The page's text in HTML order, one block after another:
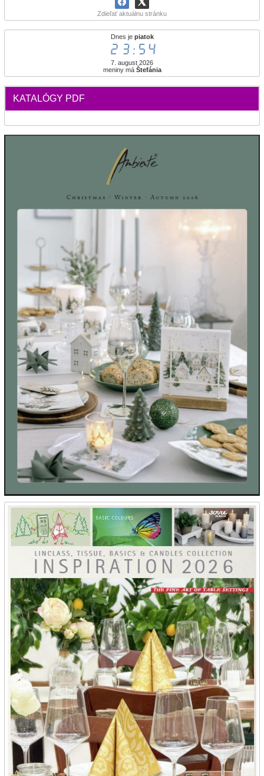
Zdieľať aktuálnu stránku
Dnes je piatok
23:54
7. august 2026
meniny má Štefánia
KATALÓGY PDF